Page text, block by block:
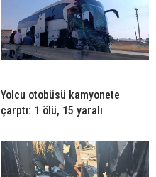
Yolcu otobüsü kamyonete
çarptı: 1 ölü, 15 yaralı